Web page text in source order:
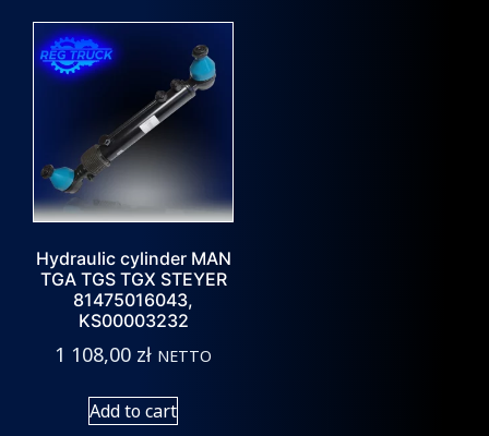
Hydraulic cylinder MAN
TGA TGS TGX STEYER
81475016043,
KS00003232
1 108,00 zł NETTO
Add to cart